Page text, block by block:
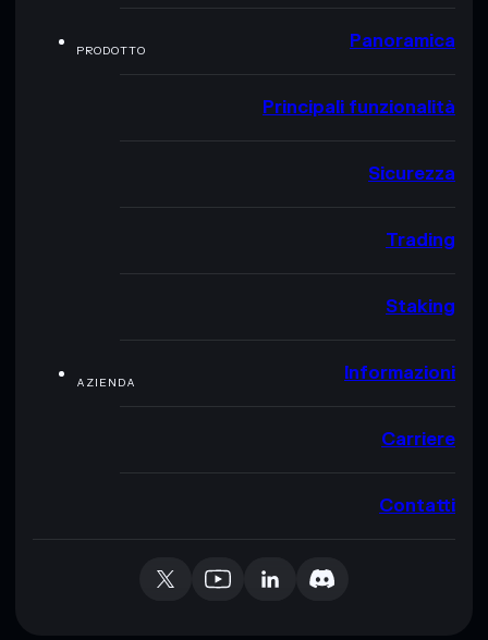
PRODOTTO Panoramica
Principali funzionalità
Sicurezza
Trading
Staking
AZIENDA Informazioni
Carriere
Contatti